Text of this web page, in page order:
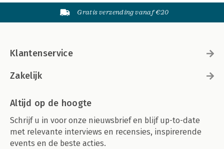
Gratis verzending vanaf €20
Klantenservice
Zakelijk
Altijd op de hoogte
Schrijf u in voor onze nieuwsbrief en blijf up-to-date
met relevante interviews en recensies, inspirerende
events en de beste acties.